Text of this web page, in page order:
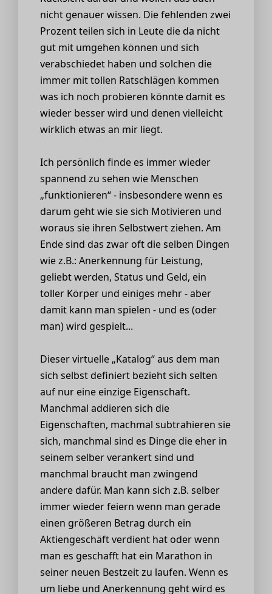
nicht genauer wissen. Die fehlenden zwei
Prozent teilen sich in Leute die da nicht
gut mit umgehen können und sich
verabschiedet haben und solchen die
immer mit tollen Ratschlägen kommen
was ich noch probieren könnte damit es
wieder besser wird und denen vielleicht
wirklich etwas an mir liegt.
Ich persönlich finde es immer wieder
spannend zu sehen wie Menschen
„funktionieren“ - insbesondere wenn es
darum geht wie sie sich Motivieren und
woraus sie ihren Selbstwert ziehen. Am
Ende sind das zwar oft die selben Dingen
wie z.B.: Anerkennung für Leistung,
geliebt werden, Status und Geld, ein
toller Körper und einiges mehr - aber
damit kann man spielen - und es (oder
man) wird gespielt...
Dieser virtuelle „Katalog“ aus dem man
sich selbst definiert bezieht sich selten
auf nur eine einzige Eigenschaft.
Manchmal addieren sich die
Eigenschaften, machmal subtrahieren sie
sich, manchmal sind es Dinge die eher in
seinem selber verankert sind und
manchmal braucht man zwingend
andere dafür. Man kann sich z.B. selber
immer wieder feiern wenn man gerade
einen größeren Betrag durch ein
Aktiengeschäft verdient hat oder wenn
man es geschafft hat ein Marathon in
seiner neuen Bestzeit zu laufen. Wenn es
um liebe und Anerkennung geht wird es